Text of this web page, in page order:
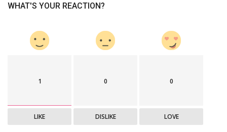
WHAT'S YOUR REACTION?
1
LIKE
0
DISLIKE
0
LOVE